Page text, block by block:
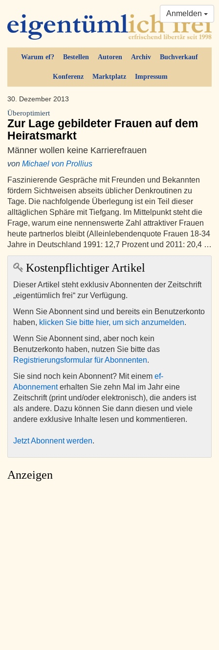
Warum ef? Bestellen Autoren Archiv Buchverkauf
Konferenz Marktplatz Impressum
Anmelden
30. Dezember 2013
Überoptimiert
Zur Lage gebildeter Frauen auf dem
Heiratsmarkt
Männer wollen keine Karrierefrauen
von Michael von Prollius
Faszinierende Gespräche mit Freunden und Bekannten
fördern Sichtweisen abseits üblicher Denkroutinen zu
Tage. Die nachfolgende Überlegung ist ein Teil dieser
alltäglichen Sphäre mit Tiefgang. Im Mittelpunkt steht die
Frage, warum eine nennenswerte Zahl attraktiver Frauen
heute partnerlos bleibt (Alleinlebendenquote Frauen 18-34
Jahre in Deutschland 1991: 12,7 Prozent und 2011: 20,4 …
Kostenpflichtiger Artikel
Dieser Artikel steht exklusiv Abonnenten der Zeitschrift
„eigentümlich frei“ zur Verfügung.
Wenn Sie Abonnent sind und bereits ein Benutzerkonto
haben, klicken Sie bitte hier, um sich anzumelden.
Wenn Sie Abonnent sind, aber noch kein
Benutzerkonto haben, nutzen Sie bitte das
Registrierungsformular für Abonnenten.
Sie sind noch kein Abonnent? Mit einem ef-
Abonnementerhalten Sie zehn Mal im Jahr eine
Zeitschrift (print und/oder elektronisch), die anders ist
als andere. Dazu können Sie dann diesen und viele
andere exklusive Inhalte lesen und kommentieren.
Jetzt Abonnent werden.
Anzeigen